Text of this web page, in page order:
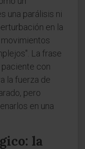
una parálisis ni
en la
La frase
con
la fuerza de
pero
en una
la